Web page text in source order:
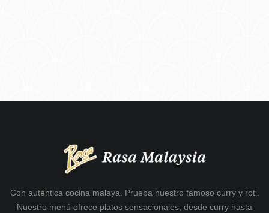
Con auténtica cocina malaya. Prueba nuestro famoso curry y roti.
Nuestro menú ofrece platos sensacionales, desde curry hasta